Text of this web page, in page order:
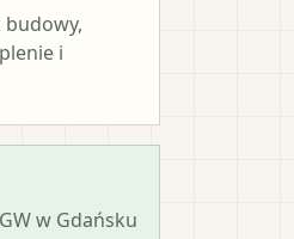
i
w Gdańsku